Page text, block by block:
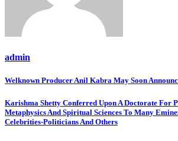
admin
Post
navigation
Welknown Producer Anil Kabra May Soon
Karishma Shetty Conferred Upon A Doctorate For
Metaphysics And Spiritual Sciences To Many
Celebrities-Politicians And Others